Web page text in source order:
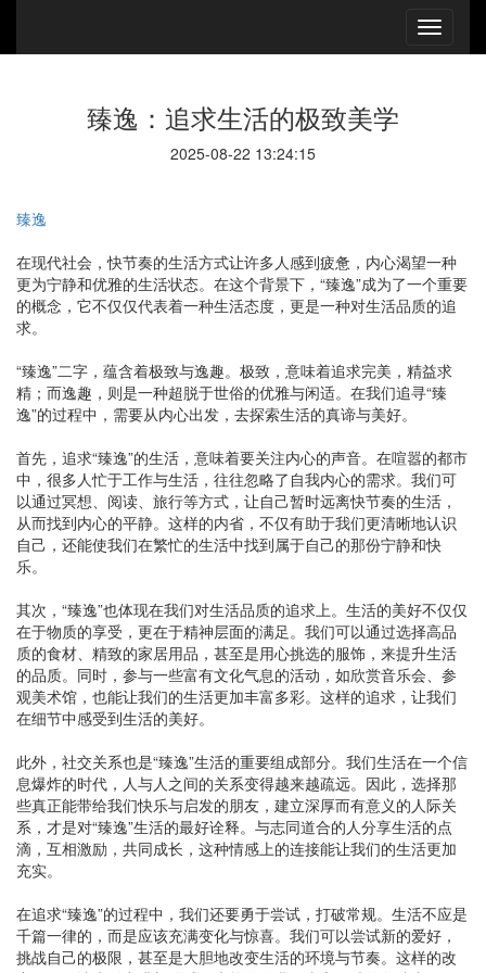
臻逸：追求生活的极致美学
2025-08-22 13:24:15
臻逸
在现代社会，快节奏的生活方式让许多人感到疲惫，内心渴望一种
更为宁静和优雅的生活状态。在这个背景下，“臻逸”成为了一个重要
的概念，它不仅仅代表着一种生活态度，更是一种对生活品质的追
求。
“臻逸”二字，蕴含着极致与逸趣。极致，意味着追求完美，精益求
精；而逸趣，则是一种超脱于世俗的优雅与闲适。在我们追寻“臻
逸”的过程中，需要从内心出发，去探索生活的真谛与美好。
首先，追求“臻逸”的生活，意味着要关注内心的声音。在喧嚣的都市
中，很多人忙于工作与生活，往往忽略了自我内心的需求。我们可
以通过冥想、阅读、旅行等方式，让自己暂时远离快节奏的生活，
从而找到内心的平静。这样的内省，不仅有助于我们更清晰地认识
自己，还能使我们在繁忙的生活中找到属于自己的那份宁静和快
乐。
其次，“臻逸”也体现在我们对生活品质的追求上。生活的美好不仅仅
在于物质的享受，更在于精神层面的满足。我们可以通过选择高品
质的食材、精致的家居用品，甚至是用心挑选的服饰，来提升生活
的品质。同时，参与一些富有文化气息的活动，如欣赏音乐会、参
观美术馆，也能让我们的生活更加丰富多彩。这样的追求，让我们
在细节中感受到生活的美好。
此外，社交关系也是“臻逸”生活的重要组成部分。我们生活在一个信
息爆炸的时代，人与人之间的关系变得越来越疏远。因此，选择那
些真正能带给我们快乐与启发的朋友，建立深厚而有意义的人际关
系，才是对“臻逸”生活的最好诠释。与志同道合的人分享生活的点
滴，互相激励，共同成长，这种情感上的连接能让我们的生活更加
充实。
在追求“臻逸”的过程中，我们还要勇于尝试，打破常规。生活不应是
千篇一律的，而是应该充满变化与惊喜。我们可以尝试新的爱好，
挑战自己的极限，甚至是大胆地改变生活的环境与节奏。这样的改